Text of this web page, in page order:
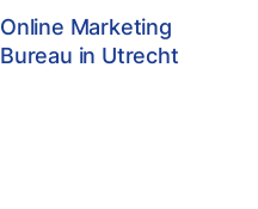
Online Marketing
Bureau in Utrecht